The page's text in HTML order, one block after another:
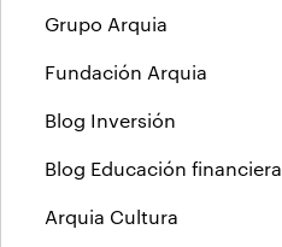
Grupo Arquia
Fundación Arquia
Blog Inversión
Blog Educación financiera
Arquia Cultura